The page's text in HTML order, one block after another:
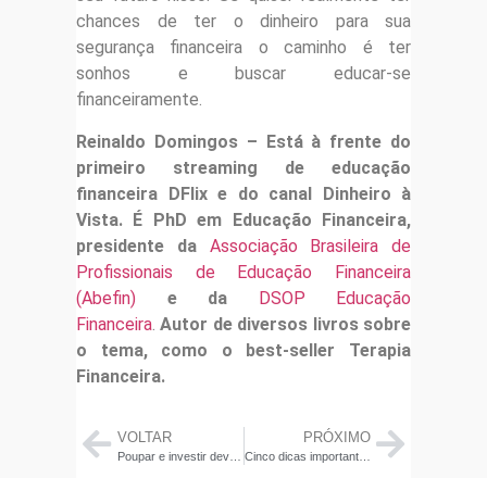
chances de ter o dinheiro para sua
segurança financeira o caminho é ter
sonhos e buscar educar-se
financeiramente.
Reinaldo Domingos – Está à frente do
primeiro streaming de educação
financeira DFlix e do canal Dinheiro à
Vista. É PhD em Educação Financeira,
presidente da Associação Brasileira de
Profissionais de Educação Financeira
(Abefin) e da DSOP Educação
Financeira Autor de diversos livros sobre
o tema, como o best-seller Terapia
Financeira.
VOLTAR
Poupar e investir devem ser ensinados desde a infância
PRÓXIMO
Cinco dicas importantes para quem pensa em fazer uma Previdência Privada